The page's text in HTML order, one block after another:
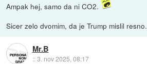
Ampak hej, samo da ni CO2.
Sicer zelo dvomim, da je Trump mislil resno.
Mr.B
::3. nov 2025, 08:17